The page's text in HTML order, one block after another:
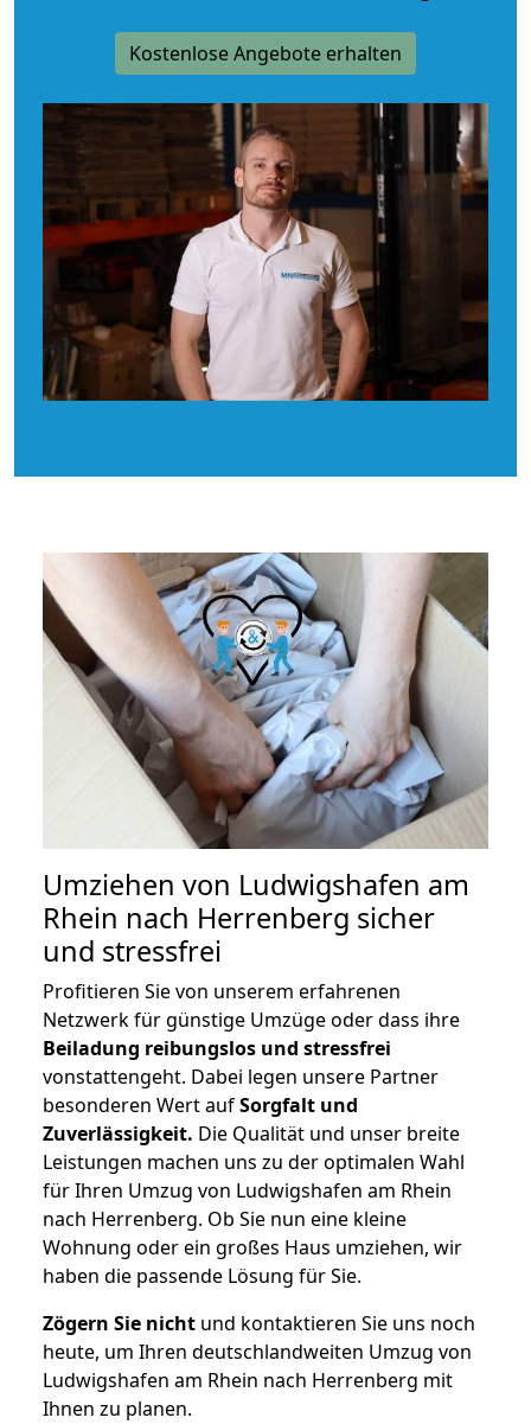
Kostenlose Angebote erhalten
Umziehen von Ludwigshafen am
Rhein nach Herrenberg sicher
und stressfrei
Profitieren Sie von unserem erfahrenen
Netzwerk für günstige Umzüge oder dass ihre
Beiladung reibungslos und stressfrei
vonstattengeht. Dabei legen unsere Partner
besonderen Wert aufSorgfalt und
Zuverlässigkeit. Die Qualität und unser breite
Leistungen machen uns zu der optimalen Wahl
für Ihren Umzug von Ludwigshafen am Rhein
nach Herrenberg. Ob Sie nun eine kleine
Wohnung oder ein großes Haus umziehen, wir
haben die passende Lösung für Sie.
Zögern Sie nicht und kontaktieren Sie uns noch
heute, um Ihren deutschlandweiten Umzug von
Ludwigshafen am Rhein nach Herrenberg mit
Ihnen zu planen.